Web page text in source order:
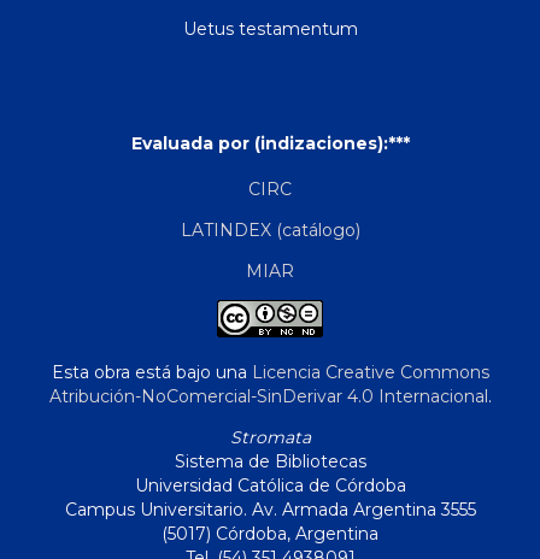
Uetus testamentum
Evaluada por (indizaciones):***
CIRC
LATINDEX (catálogo)
MIAR
Esta obra está bajo una Licencia Creative Commons
Atribución-NoComercial-SinDerivar 4.0 Internacional.
Stromata
Sistema de Bibliotecas
Universidad Católica de Córdoba
Campus Universitario. Av. Armada Argentina 3555
(5017) Córdoba, Argentina